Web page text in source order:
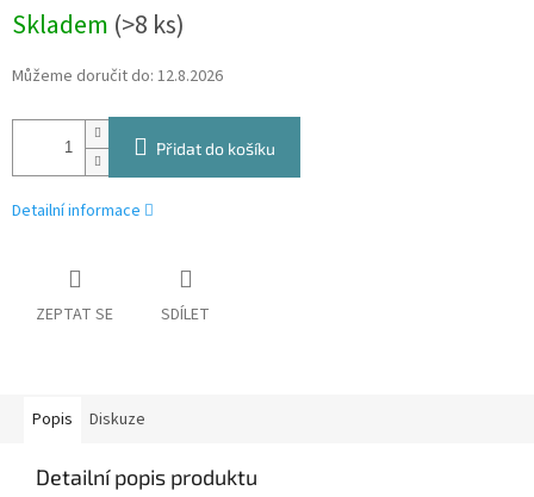
cena:
Skladem (>8 ks)
Můžeme doručit do: 12.8.2026
Přidat do košíku
Detailní informace
ZEPTAT SE SDÍLET
Popis Diskuze
Detailní popis produktu